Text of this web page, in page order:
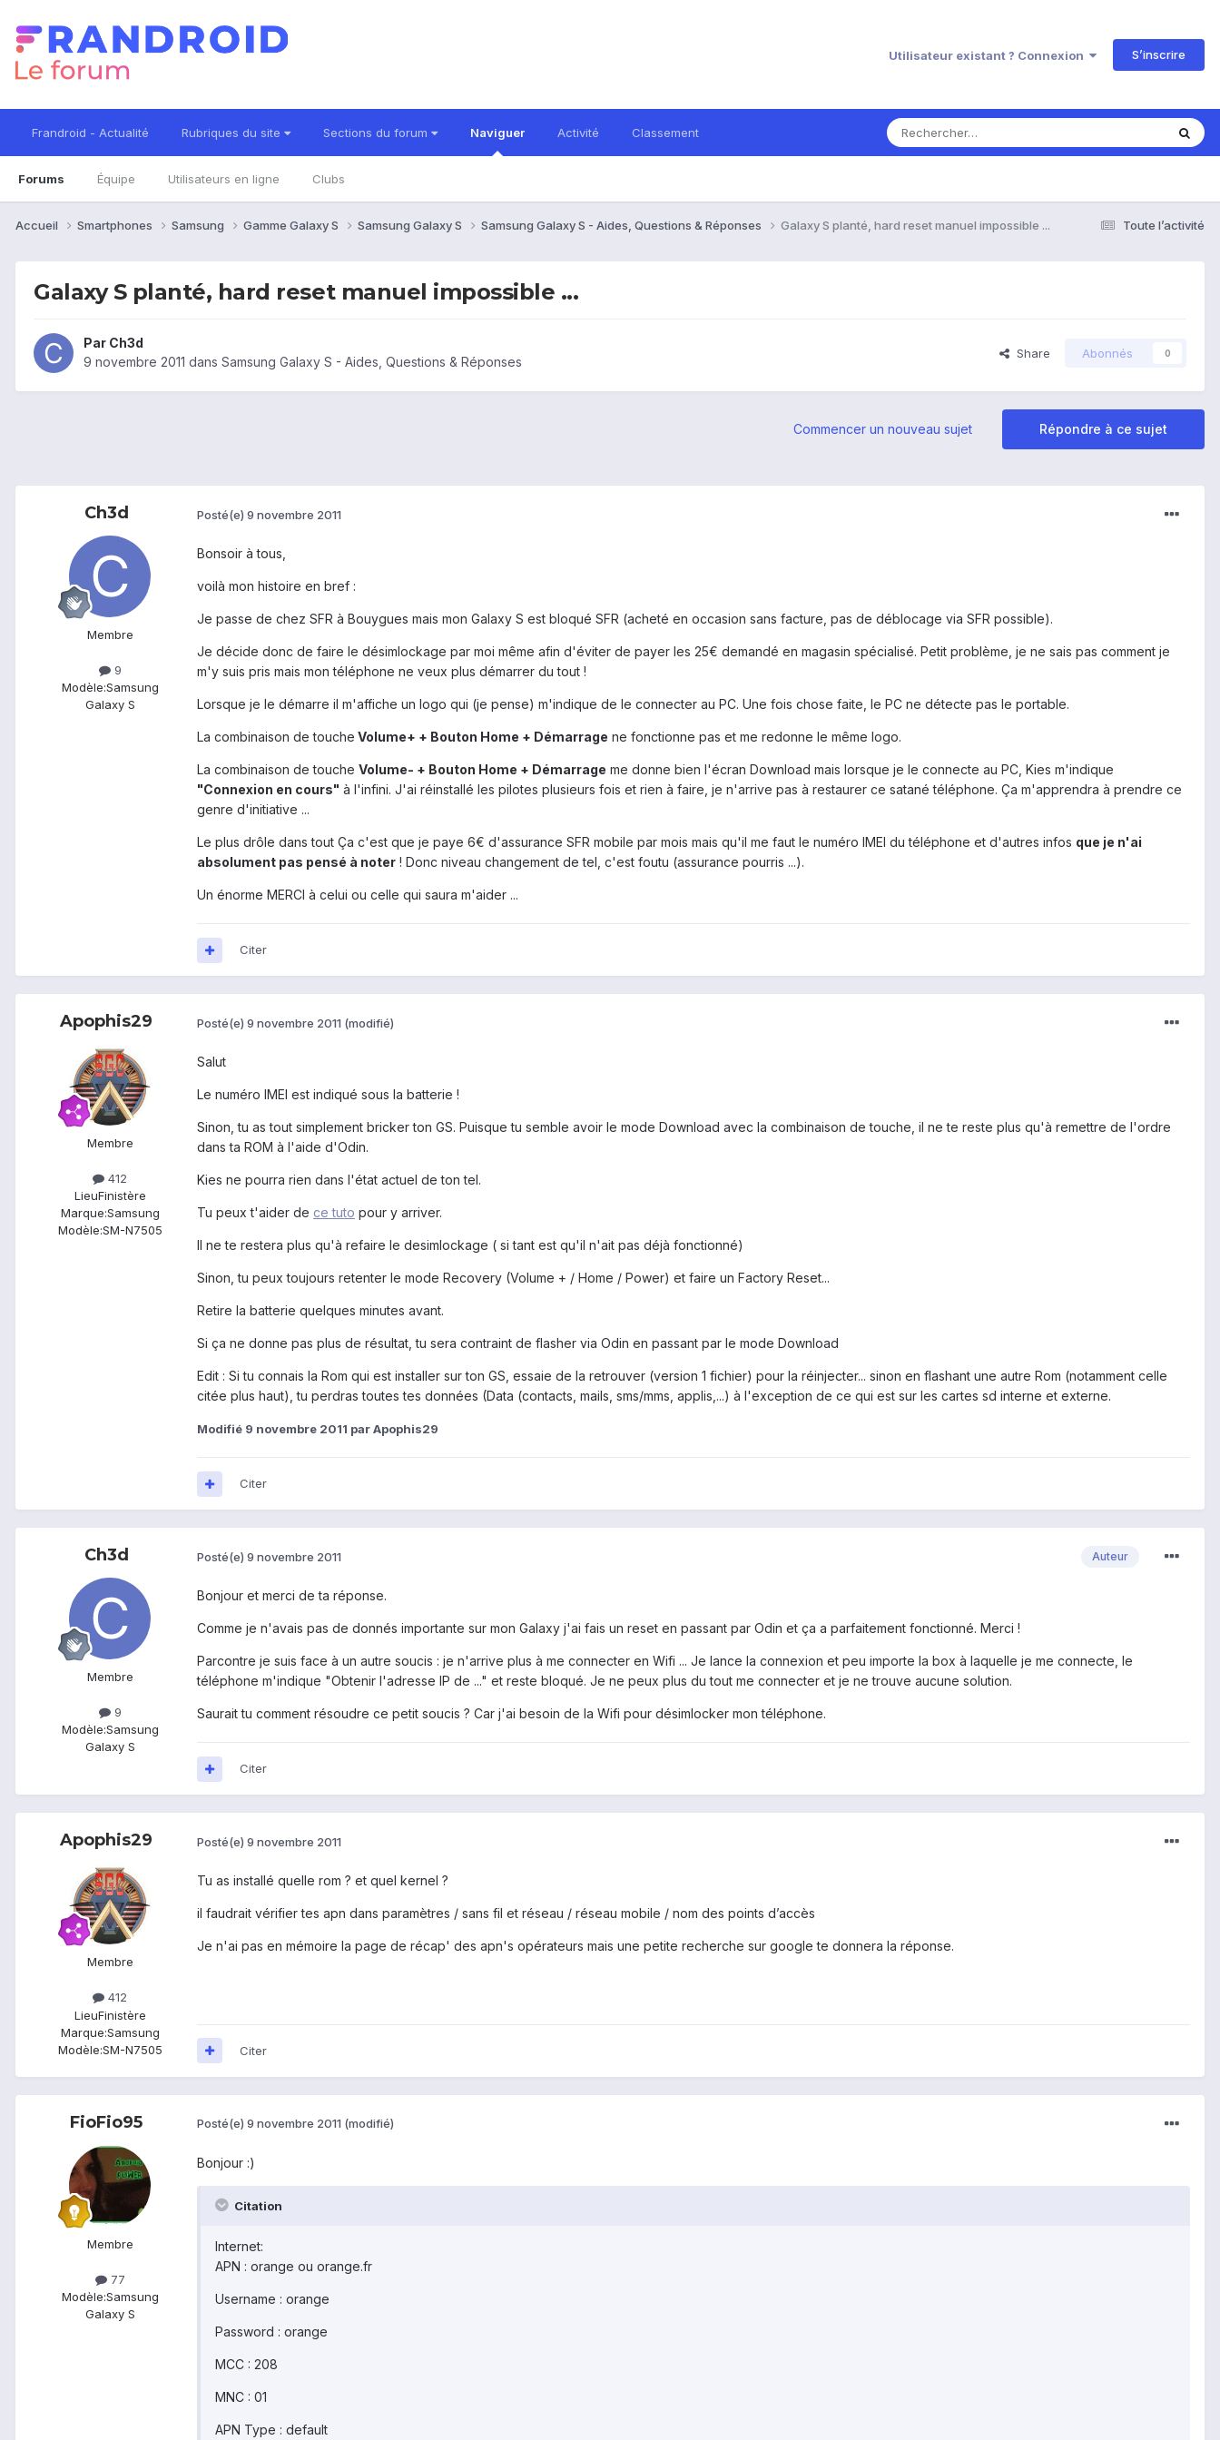
Utilisateur existant ? Connexion S’inscrire
Frandroid - Actualité Rubriques du site Sections du forum Naviguer
Forums Équipe Utilisateurs en ligne Clubs
Activité Classement
Toute l’activité
Accueil Smartphones Samsung Gamme Galaxy S Samsung Galaxy S Samsung Galaxy S - Aides, Questions & Réponses Galaxy S planté, hard reset manuel impossible ...
Galaxy S planté, hard reset manuel impossible ...
Par Ch3d
9 novembre 2011 dans Samsung Galaxy S - Aides, Questions & Réponses
Share Abonnés 0
Répondre à ce sujet
Commencer un nouveau sujet
Ch3d
Membre
9
Modèle:Samsung
Galaxy S
Posté(e) 9 novembre 2011
Bonsoir à tous,
voilà mon histoire en bref :
Je passe de chez SFR à Bouygues mais mon Galaxy S est bloqué SFR (acheté en occasion sans facture, pas de déblocage via SFR possible).
Je décide donc de faire le désimlockage par moi même afin d'éviter de payer les 25€ demandé en magasin spécialisé. Petit problème, je ne sais pas comment je
m'y suis pris mais mon téléphone ne veux plus démarrer du tout !
Lorsque je le démarre il m'affiche un logo qui (je pense) m'indique de le connecter au PC. Une fois chose faite, le PC ne détecte pas le portable.
La combinaison de touche Volume+ + Bouton Home + Démarrage ne fonctionne pas et me redonne le même logo.
La combinaison de touche Volume- + Bouton Home + Démarrage me donne bien l'écran Download mais lorsque je le connecte au PC, Kies m'indique
"Connexion en cours" à l'infini. J'ai réinstallé les pilotes plusieurs fois et rien à faire, je n'arrive pas à restaurer ce satané téléphone. Ça m'apprendra à prendre ce
genre d'initiative ...
Le plus drôle dans tout Ça c'est que je paye 6€ d'assurance SFR mobile par mois mais qu'il me faut le numéro IMEI du téléphone et d'autres infos que je n'ai
absolument pas pensé à noter ! Donc niveau changement de tel, c'est foutu (assurance pourris ...).
Un énorme MERCI à celui ou celle qui saura m'aider ...
Citer
Apophis29
Membre
412
LieuFinistère
Marque:Samsung
Modèle:SM-N7505
Posté(e) 9 novembre 2011 (modifié)
Salut
Le numéro IMEI est indiqué sous la batterie !
Sinon, tu as tout simplement bricker ton GS. Puisque tu semble avoir le mode Download avec la combinaison de touche, il ne te reste plus qu'à remettre de l'ordre
dans ta ROM à l'aide d'Odin.
Kies ne pourra rien dans l'état actuel de ton tel.
Tu peux t'aider de ce tuto pour y arriver.
Il ne te restera plus qu'à refaire le desimlockage ( si tant est qu'il n'ait pas déjà fonctionné)
Sinon, tu peux toujours retenter le mode Recovery (Volume + / Home / Power) et faire un Factory Reset...
Retire la batterie quelques minutes avant.
Si ça ne donne pas plus de résultat, tu sera contraint de flasher via Odin en passant par le mode Download
Edit : Si tu connais la Rom qui est installer sur ton GS, essaie de la retrouver (version 1 fichier) pour la réinjecter... sinon en flashant une autre Rom (notamment celle
citée plus haut), tu perdras toutes tes données (Data (contacts, mails, sms/mms, applis,...) à l'exception de ce qui est sur les cartes sd interne et externe.
Modifié 9 novembre 2011 par Apophis29
Citer
Ch3d
Membre
9
Modèle:Samsung
Galaxy S
Auteur
Posté(e) 9 novembre 2011
Bonjour et merci de ta réponse.
Comme je n'avais pas de donnés importante sur mon Galaxy j'ai fais un reset en passant par Odin et ça a parfaitement fonctionné. Merci !
Parcontre je suis face à un autre soucis : je n'arrive plus à me connecter en Wifi ... Je lance la connexion et peu importe la box à laquelle je me connecte, le
téléphone m'indique "Obtenir l'adresse IP de ..." et reste bloqué. Je ne peux plus du tout me connecter et je ne trouve aucune solution.
Saurait tu comment résoudre ce petit soucis ? Car j'ai besoin de la Wifi pour désimlocker mon téléphone.
Citer
Apophis29
Membre
412
LieuFinistère
Marque:Samsung
Modèle:SM-N7505
Posté(e) 9 novembre 2011
Tu as installé quelle rom ? et quel kernel ?
il faudrait vérifier tes apn dans paramètres / sans fil et réseau / réseau mobile / nom des points d’accès
Je n'ai pas en mémoire la page de récap' des apn's opérateurs mais une petite recherche sur google te donnera la réponse.
Citer
FioFio95
Membre
77
Modèle:Samsung
Galaxy S
Posté(e) 9 novembre 2011 (modifié)
Bonjour :)
Citation
Internet:
APN : orange ou orange.fr
Username : orange
Password : orange
MCC : 208
MNC : 01
APN Type : default